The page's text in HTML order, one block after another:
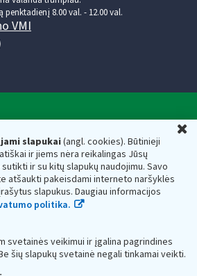
slapukai(angl. cookies). Būtinieji
ir jiems nėra reikalingas Jūsų
ir su kitų slapukų naudojimu. Savo
atšaukti pakeisdami interneto naršyklės
slapukus. Daugiau informacijos
politika.
svetainės veikimui ir įgalina pagrindines
šių slapukų svetainė negali tinkamai veikti.
8.00 val. - 12.00 val.
VMI
ministerijos
asmens kodas — 188659752,
g. 14, 01107 Vilnius, Lietuva, el.paštas:
dėžutės adresas 188659752
mokesčių inspekciją prie Lietuvos
kaupiami ir saugomi Juridinių